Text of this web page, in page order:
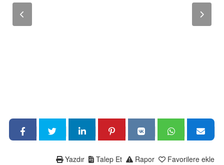
Favorilere ekle
Rapor
Talep Et
Yazdır